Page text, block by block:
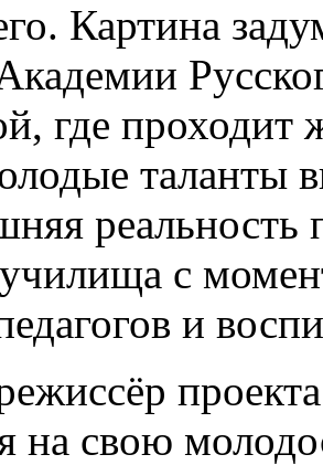
Картина
где проходит
таланты
реальность
с
и
на свою